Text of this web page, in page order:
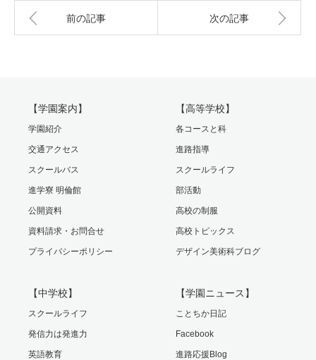
前の記事 次の記事
【学園案内】
学園紹介
交通アクセス
スクールバス
進学寮 明倫館
公開資料
資料請求・お問合せ
プライバシーポリシー
【高等学校】
各コースと科
進路指導
スクールライフ
部活動
高校の制服
高校トピックス
デザイン美術科ブログ
【中学校】
スクールライフ
発信力は発進力
英語教育
【学園ニュース】
ことちか日記
Facebook
進路応援Blog